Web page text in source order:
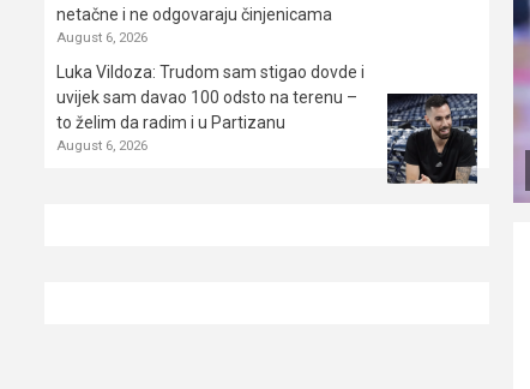
netačne i ne odgovaraju činjenicama
August 6, 2026
Luka Vildoza: Trudom sam stigao dovde i
uvijek sam davao 100 odsto na terenu –
to želim da radim i u Partizanu
August 6, 2026